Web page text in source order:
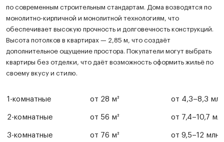
по современным строительным стандартам. Дома возводятся по
монолитно-кирпичной и монолитной технологиям, что
обеспечивает высокую прочность и долговечность конструкций.
Высота потолков в квартирах — 2,85 м, что создаёт
дополнительное ощущение простора. Покупатели могут выбрать
квартиры без отделки, что даёт возможность оформить жильё по
своему вкусу и стилю.
1-комнатные от 28 м² от 4,3–8,3
2-комнатные от 56 м² от 7,4–10,7
3-комнатные от 76 м² от 9,5–12 млн